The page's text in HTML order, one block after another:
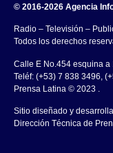
© 2016-2026 Agencia
Radio – Televisión –
Todos los derechos
Calle E No.454 esquina a
Teléf: (+53) 7 838 3496,
Prensa Latina © 2023 .
Sitio diseñado y
Dirección Técnica de